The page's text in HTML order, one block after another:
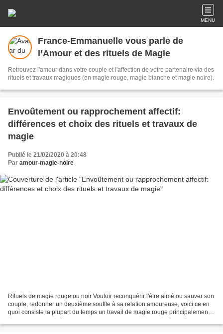
MENU
France-Emmanuelle vous parle de
l’Amour et des rituels de Magie
Retrouvez l'amour dans votre couple et l'affection de votre partenaire via des
rituels et travaux magiques (en magie rouge, magie blanche et magie noire).
Envoûtement ou rapprochement affectif:
différences et choix des rituels et travaux de
magie
Publié le 21/02/2020 à 20:48
Par amour-magie-noire
Rituels de magie rouge ou noir Vouloir reconquérir l'être aimé ou sauver son
couple, redonner un deuxième souffle à sa relation amoureuse, voici ce en
quoi consiste la plupart du temps un travail de magie rouge principalement